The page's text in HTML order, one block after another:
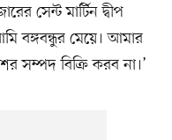
সেন্ট মার্টিন দ্বীপ
বঙ্গবন্ধুর মেয়ে। আমার
সম্পদ বিক্রি করব না।’